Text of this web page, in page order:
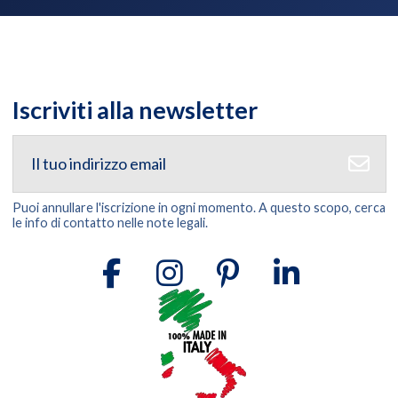
Iscriviti alla newsletter
Puoi annullare l'iscrizione in ogni momento. A questo scopo, cerca
le info di contatto nelle note legali.